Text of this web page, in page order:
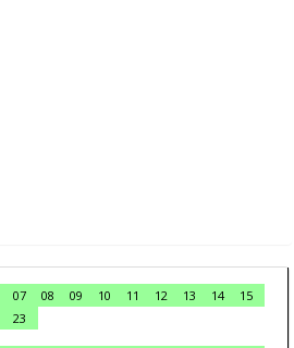
07 08 09 10 11 12 13 14
15
23